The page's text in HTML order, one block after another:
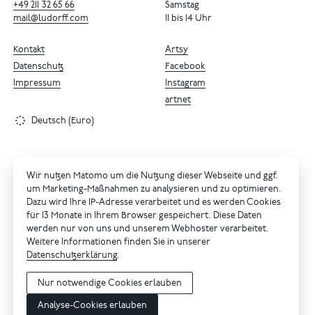
+49 211 32 65 66
mail@ludorff.com
Samstag
11 bis 14 Uhr
Artsy
Facebook
Instagram
artnet
Kontakt
Datenschutz
Impressum
Deutsch (Euro)
Wir nutzen Matomo um die Nutzung dieser Webseite und ggf.
um Marketing-Maßnahmen zu analysieren und zu optimieren.
Dazu wird Ihre IP-Adresse verarbeitet und es werden Cookies
für 13 Monate in Ihrem Browser gespeichert. Diese Daten
werden nur von uns und unserem Webhoster verarbeitet.
Weitere Informationen finden Sie in unserer
Datenschutzerklärung.
Nur notwendige Cookies erlauben
Analyse-Cookies erlauben